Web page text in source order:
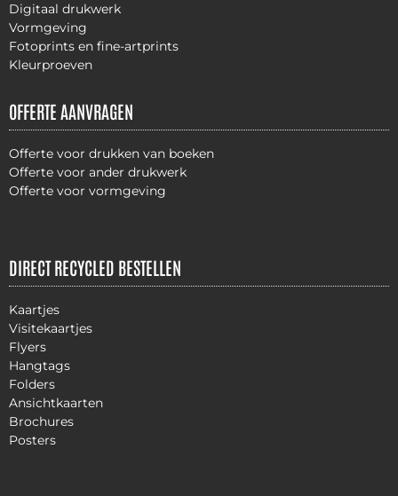
Digitaal drukwerk
Vormgeving
Fotoprints en fine-artprints
Kleurproeven
OFFERTE AANVRAGEN
Offerte voor drukken van boeken
Offerte voor ander drukwerk
Offerte voor vormgeving
DIRECT RECYCLED BESTELLEN
Kaartjes
Visitekaartjes
Flyers
Hangtags
Folders
Ansichtkaarten
Brochures
Posters